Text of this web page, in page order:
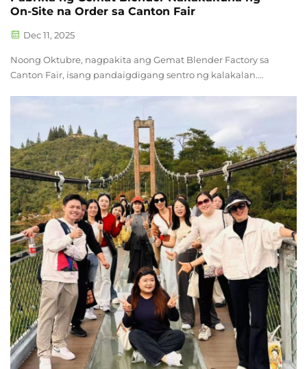
On-Site na Order sa Canton Fair
Dec 11, 2025
Noong Oktubre, nagpakita ang Gemat Blender Factory sa
Canton Fair, isang pandaigdigang sentro ng kalakalan.
para sa bahay at commercial-grade na kagamitan sa
blender. Isinagawa ang mga propesyonal na demonstrasyon
ng ke...